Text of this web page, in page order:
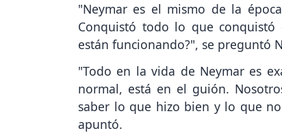
"Neymar es el mismo de la
Conquistó todo lo que
están funcionando?", se preguntó
"Todo en la vida de Neymar es
normal, está en el guión.
saber lo que hizo bien y lo que
apuntó.